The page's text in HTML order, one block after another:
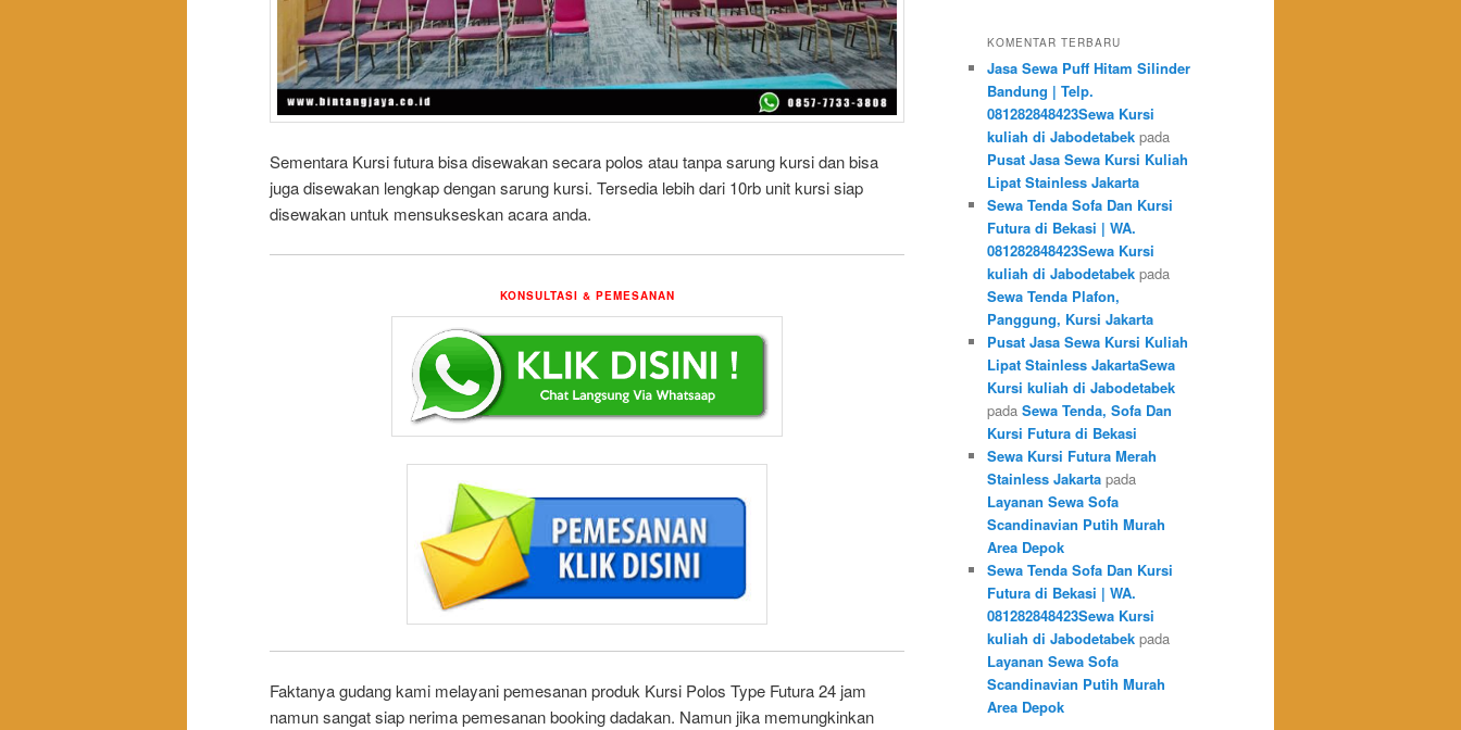
Sementara Kursi futura bisa disewakan secara polos atau tanpa sarung kursi dan bisa
juga disewakan lengkap dengan sarung kursi. Tersedia lebih dari 10rb unit kursi siap
disewakan untuk mensukseskan acara anda.
KONSULTASI & PEMESANAN
Faktanya gudang kami melayani pemesanan produk Kursi Polos Type Futura 24 jam
namun sangat siap nerima pemesanan booking dadakan. Namun jika memungkinkan
KOMENTAR TERBARU
Jasa Sewa Puff Hitam Silinder
Bandung | Telp.
081282848423Sewa Kursi
kuliah di Jabodetabek pada
Pusat Jasa Sewa Kursi Kuliah
Lipat Stainless Jakarta
Sewa Tenda Sofa Dan Kursi
Futura di Bekasi | WA.
081282848423Sewa Kursi
kuliah di Jabodetabek pada
Sewa Tenda Plafon,
Panggung, Kursi Jakarta
Pusat Jasa Sewa Kursi Kuliah
Lipat Stainless JakartaSewa
Kursi kuliah di Jabodetabek
pada Sewa Tenda, Sofa Dan
Kursi Futura di Bekasi
Sewa Kursi Futura Merah
Stainless Jakarta pada
Layanan Sewa Sofa
Scandinavian Putih Murah
Area Depok
Sewa Tenda Sofa Dan Kursi
Futura di Bekasi | WA.
081282848423Sewa Kursi
kuliah di Jabodetabek pada
Layanan Sewa Sofa
Scandinavian Putih Murah
Area Depok